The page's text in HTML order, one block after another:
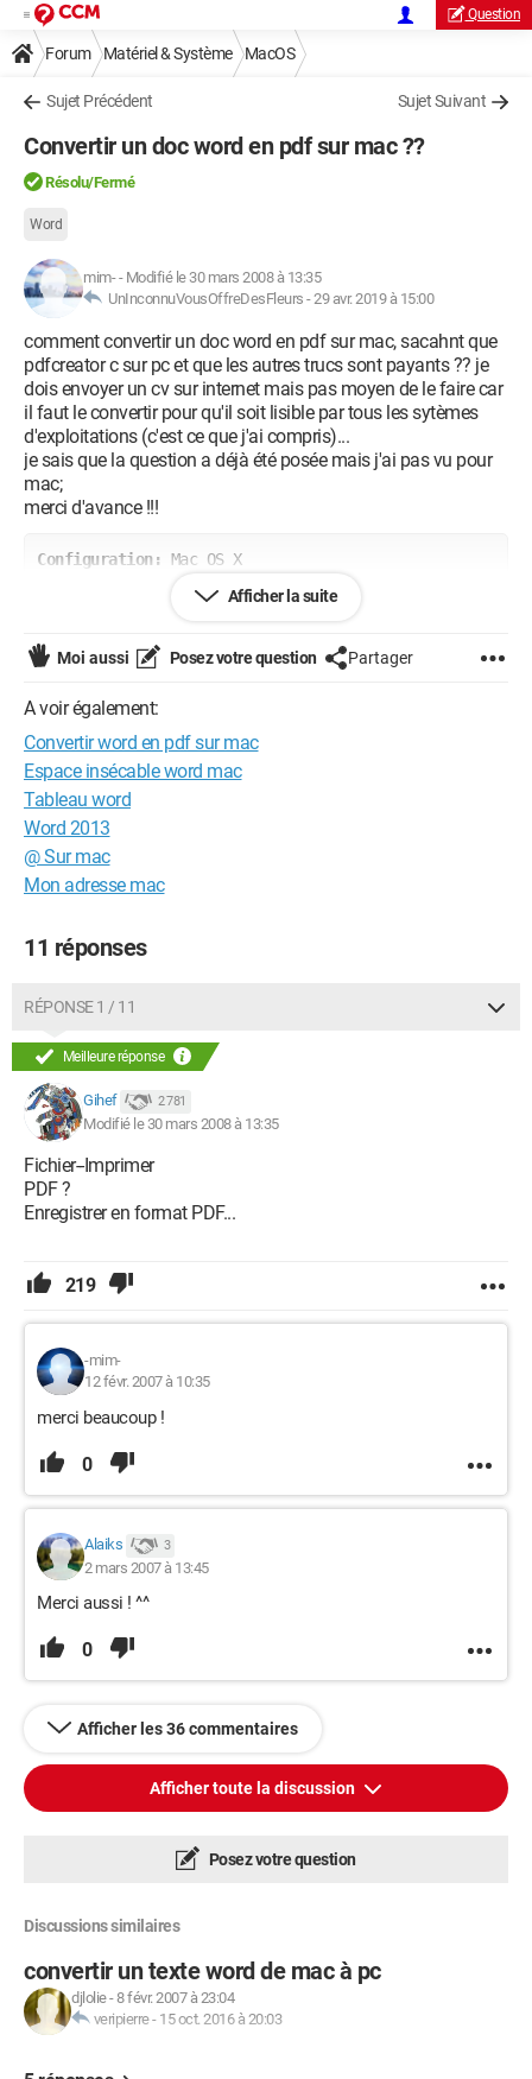
Question
Forum Matériel & Système MacOS
Sujet Précédent Sujet Suivant
Convertir un doc word en pdf sur mac ??
Résolu/Fermé
Word
mim-- Modifié le 30 mars 2008 à 13:35
UnInconnuVousOffreDesFleurs -29 avr. 2019 à 15:00
comment convertir un doc word en pdf sur mac, sacahnt que
pdfcreator c sur pc et que les autres trucs sont payants ?? je
dois envoyer un cv sur internet mais pas moyen de le faire car
il faut le convertir pour qu'il soit lisible par tous les sytèmes
d'exploitations (c'est ce que j'ai compris)...
je sais que la question a déjà été posée mais j'ai pas vu pour
mac;
merci d'avance !!!
Configuration: Mac OS X
Afficher la suite
Moi aussi Posez votre question Partager
A voir également:
Convertir word en pdf sur mac
Espace insécable word mac
Tableau word
Word 2013
@ Sur mac
Mon adresse mac
11 réponses
RÉPONSE 1 / 11
Meilleure réponse
Gihef 2 781
Modifié le 30 mars 2008 à 13:35
Fichier--Imprimer
PDF ?
Enregistrer en format PDF...
219
-mim-
12 févr. 2007 à 10:35
merci beaucoup !
0
Alaiks 3
2 mars 2007 à 13:45
Merci aussi ! ^^
0
Afficher les 36 commentaires
Afficher toute la discussion
Posez votre question
Discussions similaires
convertir un texte word de mac à pc
djlolie-8 févr. 2007 à 23:04
veripierre- 15 oct. 2016 à 20:03